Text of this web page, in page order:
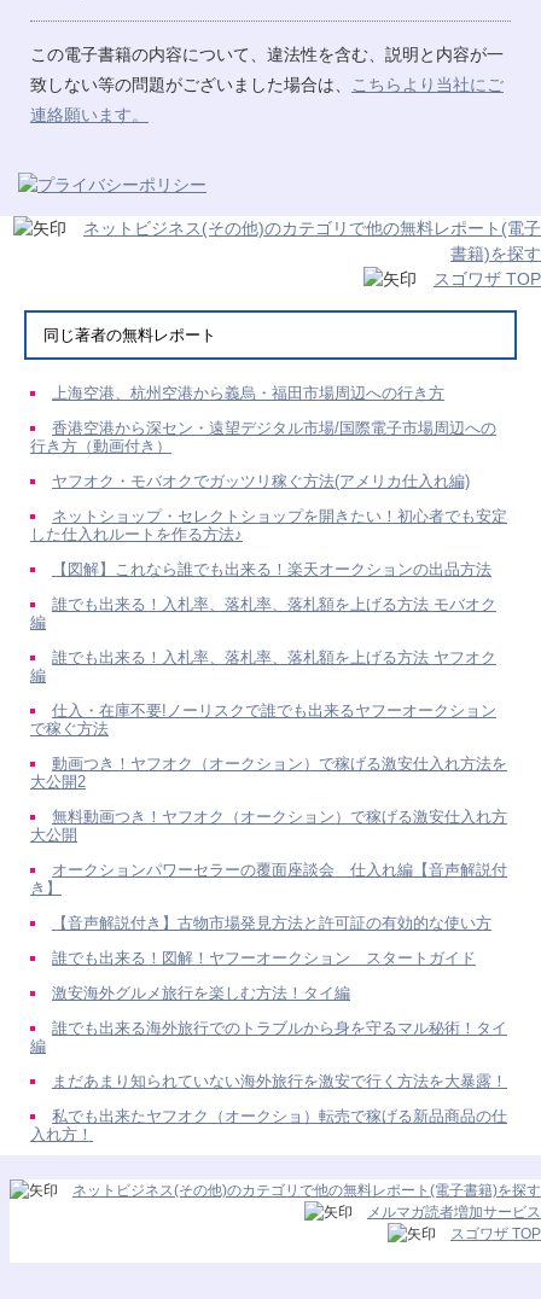
この電子書籍の内容について、違法性を含む、説明と内容が一
致しない等の問題がございました場合は、
こちらより当社にご
連絡願います。
ネットビジネス(その他)のカテゴリで他の無料レポート(電子
書籍)を探す
スゴワザ TOP
同じ著者の無料レポート
上海空港、杭州空港から義烏・福田市場周辺への行き方
香港空港から深セン・遠望デジタル市場/国際電子市場周辺への
行き方（動画付き）
ヤフオク・モバオクでガッツリ稼ぐ方法(アメリカ仕入れ編)
ネットショップ・セレクトショップを開きたい！初心者でも安定
した仕入れルートを作る方法♪
【図解】これなら誰でも出来る！楽天オークションの出品方法
誰でも出来る！入札率、落札率、落札額を上げる方法 モバオク
編
誰でも出来る！入札率、落札率、落札額を上げる方法 ヤフオク
編
仕入・在庫不要!ノーリスクで誰でも出来るヤフーオークション
で稼ぐ方法
動画つき！ヤフオク（オークション）で稼げる激安仕入れ方法を
大公開2
無料動画つき！ヤフオク（オークション）で稼げる激安仕入れ方
大公開
オークションパワーセラーの覆面座談会 仕入れ編【音声解説付
き】
【音声解説付き】古物市場発見方法と許可証の有効的な使い方
誰でも出来る！図解！ヤフーオークション スタートガイド
激安海外グルメ旅行を楽しむ方法！タイ編
誰でも出来る海外旅行でのトラブルから身を守るマル秘術！タイ
編
まだあまり知られていない海外旅行を激安で行く方法を大暴露！
私でも出来たヤフオク（オークショ）転売で稼げる新品商品の仕
入れ方！
ネットビジネス(その他)のカテゴリで他の無料レポート(電子書籍)を探す
メルマガ読者増加サービス
スゴワザ TOP